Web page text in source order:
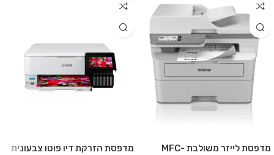
מדפסת לייזר משולבת MFC-
מדפסת הזרקת דיו פוטו צבעונית